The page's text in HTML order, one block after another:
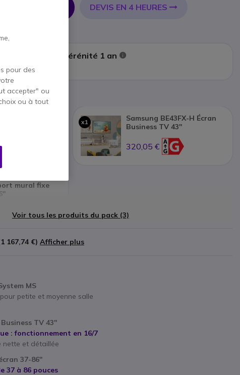
DEVIS EN 4 HEURES
Assistance Sérénité 1 an
Afficher plus
:
x1
Samsung BE43FX-H Écran
Business TV 43''
320,05 €
mural fixe
Voir tous les produits du pack (3)
1 167,74 €) Afficher plus
MS
petite et moyenne salle
TV 43''
: fonctionnement en 16/7
nette et détaillée
37-86''
37 à 86 pouces
pour des
accepter" ou
ou à tout